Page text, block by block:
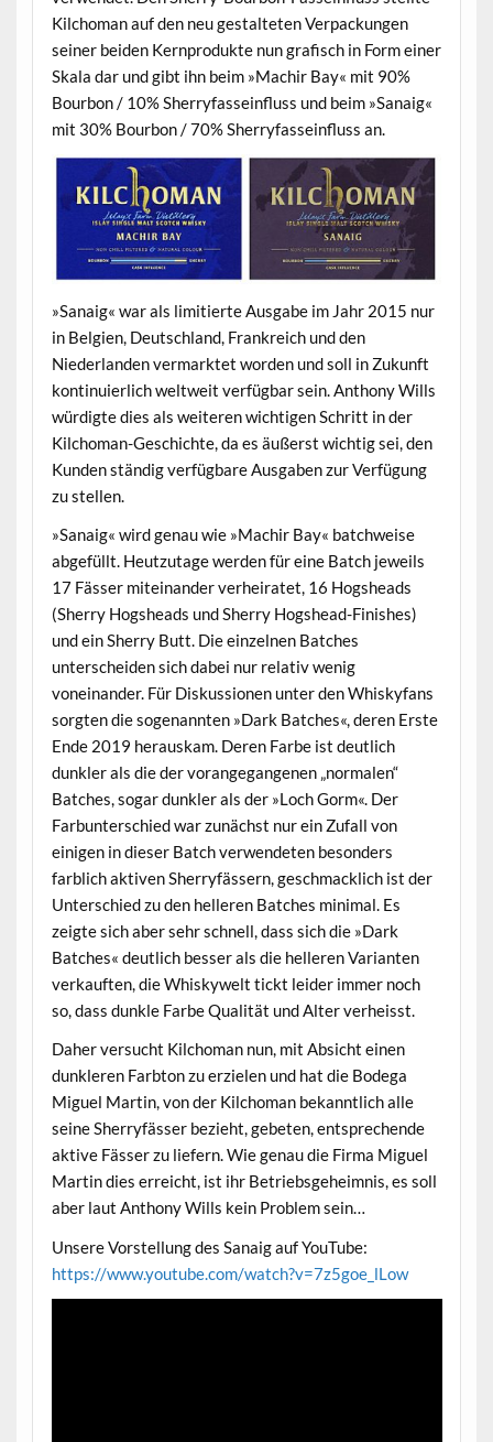
Kilchoman auf den neu gestalteten Verpackungen
seiner beiden Kernprodukte nun grafisch in Form einer
Skala dar und gibt ihn beim »Machir Bay« mit 90%
Bourbon / 10% Sherryfasseinfluss und beim »Sanaig«
mit 30% Bourbon / 70% Sherryfasseinfluss an.
»Sanaig« war als limitierte Ausgabe im Jahr 2015 nur
in Belgien, Deutschland, Frankreich und den
Niederlanden vermarktet worden und soll in Zukunft
kontinuierlich weltweit verfügbar sein. Anthony Wills
würdigte dies als weiteren wichtigen Schritt in der
Kilchoman-Geschichte, da es äußerst wichtig sei, den
Kunden ständig verfügbare Ausgaben zur Verfügung
zu stellen.
»Sanaig« wird genau wie »Machir Bay« batchweise
abgefüllt. Heutzutage werden für eine Batch jeweils
17 Fässer miteinander verheiratet, 16 Hogsheads
(Sherry Hogsheads und Sherry Hogshead-Finishes)
und ein Sherry Butt. Die einzelnen Batches
unterscheiden sich dabei nur relativ wenig
voneinander. Für Diskussionen unter den Whiskyfans
sorgten die sogenannten »Dark Batches«, deren Erste
Ende 2019 herauskam. Deren Farbe ist deutlich
dunkler als die der vorangegangenen „normalen“
Batches, sogar dunkler als der »Loch Gorm«. Der
Farbunterschied war zunächst nur ein Zufall von
einigen in dieser Batch verwendeten besonders
farblich aktiven Sherryfässern, geschmacklich ist der
Unterschied zu den helleren Batches minimal. Es
zeigte sich aber sehr schnell, dass sich die »Dark
Batches« deutlich besser als die helleren Varianten
verkauften, die Whiskywelt tickt leider immer noch
so, dass dunkle Farbe Qualität und Alter verheisst.
Daher versucht Kilchoman nun, mit Absicht einen
dunkleren Farbton zu erzielen und hat die Bodega
Miguel Martin, von der Kilchoman bekanntlich alle
seine Sherryfässer bezieht, gebeten, entsprechende
aktive Fässer zu liefern. Wie genau die Firma Miguel
Martin dies erreicht, ist ihr Betriebsgeheimnis, es soll
aber laut Anthony Wills kein Problem sein…
Unsere Vorstellung des Sanaig auf YouTube:
https://www.youtube.com/watch?v=7z5goe_lLow